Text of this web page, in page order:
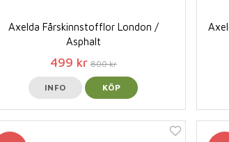
Axelda Fårskinnstofflor London /
Asphalt
499 kr 800 kr
INFO KÖP